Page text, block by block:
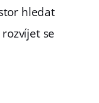
hledat
se